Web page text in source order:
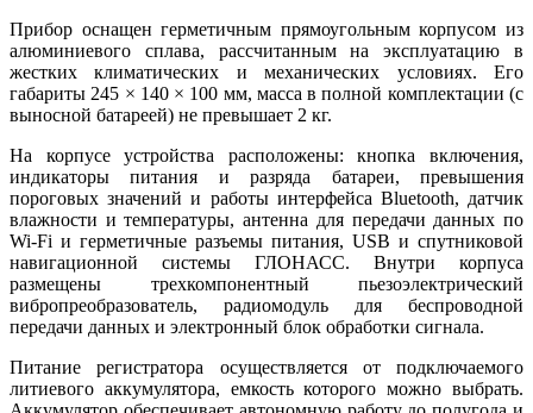
Прибор оснащен герметичным прямоугольным корпусом из
алюминиевого сплава, рассчитанным на эксплуатацию в
жестких климатических и механических условиях. Его
габариты 245 × 140 × 100 мм, масса в полной комплектации (с
выносной батареей) не превышает 2 кг.
На корпусе устройства расположены: кнопка включения,
индикаторы питания и разряда батареи, превышения
пороговых значений и работы интерфейса Bluetooth, датчик
влажности и температуры, антенна для передачи данных по
Wi-Fi и герметичные разъемы питания, USB и спутниковой
навигационной системы ГЛОНАСС. Внутри корпуса
размещены трехкомпонентный пьезоэлектрический
вибропреобразователь, радиомодуль для беспроводной
передачи данных и электронный блок обработки сигнала.
Питание регистратора осуществляется от подключаемого
литиевого аккумулятора, емкость которого можно выбрать.